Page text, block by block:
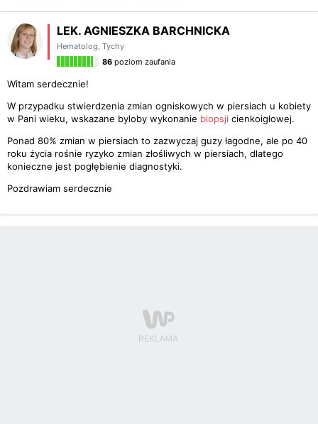
LEK. AGNIESZKA BARCHNICKA
Hematolog, Tychy
86 poziom zaufania
Witam serdecznie!
W przypadku stwierdzenia zmian ogniskowych w piersiach u kobiety
w Pani wieku, wskazane byloby wykonanie biopsji cienkoigłowej.
Ponad 80% zmian w piersiach to zazwyczaj guzy łagodne, ale po 40
roku życia rośnie ryzyko zmian złośliwych w piersiach, dlatego
konieczne jest pogłębienie diagnostyki.
Pozdrawiam serdecznie